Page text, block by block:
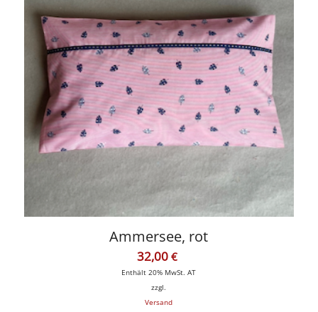
Ammersee, rot
32,00 €
Enthält 20% MwSt. AT
zzgl.
Versand